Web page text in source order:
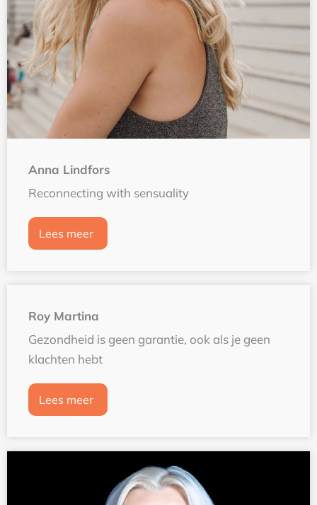
Anna Lindfors
Reconnecting with sensuality
Lees meer
Roy Martina
Gezondheid is geen garantie, ook als je geen
klachten hebt
Lees meer